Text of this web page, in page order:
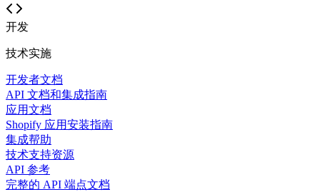
开发
技术实施
开发者文档
API 文档和集成指南
应用文档
Shopify 应用安装指南
集成帮助
技术支持资源
API 参考
完整的 API 端点文档